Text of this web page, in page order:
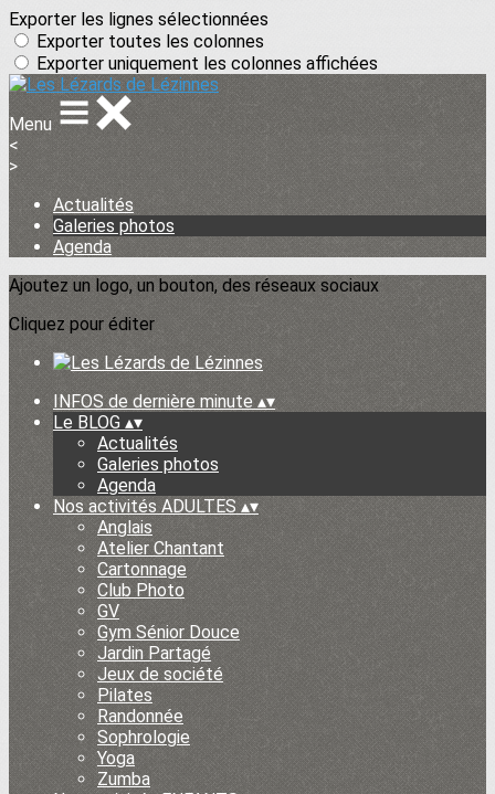
Exporter les lignes sélectionnées
Exporter toutes les colonnes
Exporter uniquement les colonnes affichées
Menu
<
>
Actualités
Galeries photos
Agenda
Ajoutez un logo, un bouton, des réseaux sociaux
Cliquez pour éditer
INFOS de dernière minute▴▾
Le BLOG ▴▾
Actualités
Galeries photos
Agenda
Nos activités ADULTES ▴▾
Anglais
Atelier Chantant
Cartonnage
Club Photo
GV
Gym Sénior Douce
Jardin Partagé
Jeux de société
Pilates
Randonnée
Sophrologie
Yoga
Zumba